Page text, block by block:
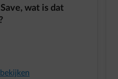
wat is dat